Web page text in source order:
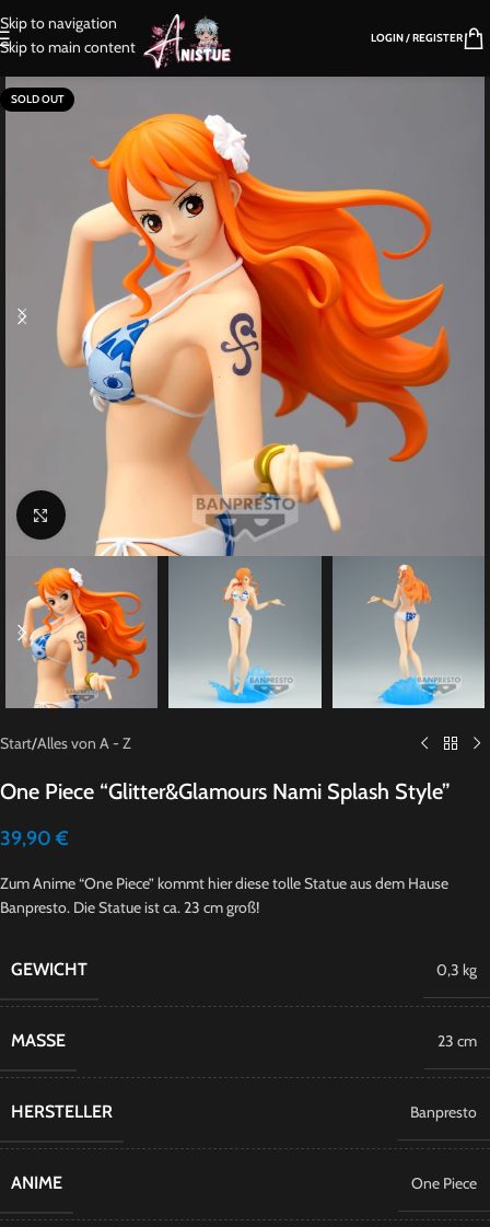
Skip to navigation
Skip to main content
LOGIN / REGISTER
SOLD OUT
Click to enlarge
Start/Alles von A - Z
One Piece “Glitter&Glamours Nami Splash Style”
39,90 €
Zum Anime “One Piece” kommt hier diese tolle Statue aus dem Hause
Banpresto. Die Statue ist ca. 23 cm groß!
GEWICHT 0,3 kg
MASSE 23 cm
HERSTELLER Banpresto
ANIME ​One Piece